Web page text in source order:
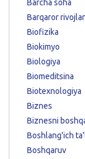
Barcha soha
Barqaror
Biofizika
Biokimyo
Biologiya
Biomeditsina
Biotexnologiya
Biznes
Biznesni
Boshlang'ich
Boshqaruv